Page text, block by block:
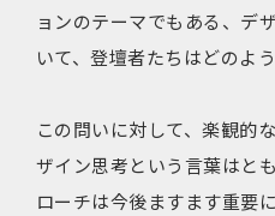
ョンのテーマでもある、デ
いて、登壇者たちはどのよ
この問いに対して、楽観的
ザイン思考という言葉はと
ローチは今後ますます重要